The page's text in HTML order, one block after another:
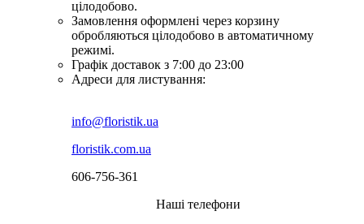
цілодобово.
Замовлення оформлені через корзину
обробляються цілодобово в автоматичному
режимі.
Графік доставок з 7:00 до 23:00
Адреси для листування:
info@floristik.ua
floristik.com.ua
606-756-361
Наші телефони